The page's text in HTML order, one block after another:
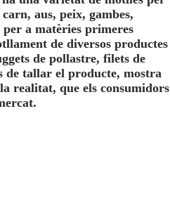
aus, peix, gambes,
per a matèries primeres
de diversos productes
de pollastre, filets de
de tallar el producte, mostra
realitat, que els consumidors